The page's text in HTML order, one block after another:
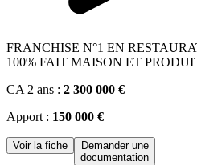
FRANCHISE N°1 EN
100% FAIT MAISON ET
CA 2 ans : 2 300 000 €
Apport : 150 000 €
Voir la fiche
Demander une
documentation